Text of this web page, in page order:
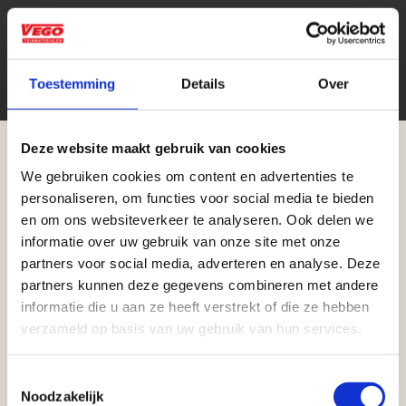
Toestemming Details Over
Deze website maakt gebruik van cookies
We gebruiken cookies om content en advertenties te
personaliseren, om functies voor social media te bieden
en om ons websiteverkeer te analyseren. Ook delen we
informatie over uw gebruik van onze site met onze
partners voor social media, adverteren en analyse. Deze
partners kunnen deze gegevens combineren met andere
informatie die u aan ze heeft verstrekt of die ze hebben
verzameld op basis van uw gebruik van hun services.
Noodzakelijk
Eenheid stuk
Zakelijke klant worden
Vego Tuinmaterialen is de meest geschikte partner
voor zakelijke klanten op zoek naar tuin- en
infraproducten. Als professionele leverancier van
zakelijke mogelijkheden
Aangepaste openingstijden tijdens de
vakantieperiode
Waardenburg en Vego Dordrecht hanteren tijdens
de vakantieperiode aangepaste openingstijden op
zaterdag. Bekijk de vestigingspagina voor de
actuele openingstijden.